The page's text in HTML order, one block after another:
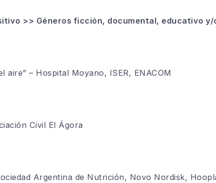
>> Géneros ficción, documental, educativo
aire” – Hospital Moyano, ISER, ENACOM
Civil El Ágora
Argentina de Nutrición, Novo Nordisk,